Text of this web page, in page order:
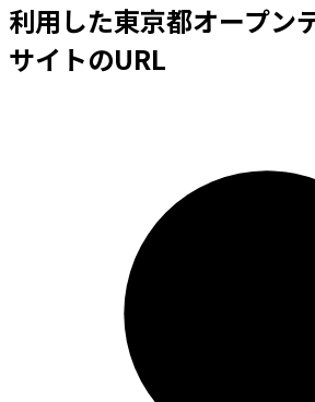
利用した東京都オープン
サイトのURL